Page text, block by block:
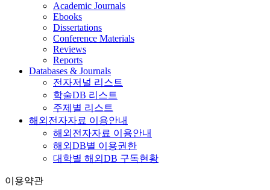
Academic Journals
Ebooks
Dissertations
Conference Materials
Reviews
Reports
Databases & Journals
전자저널 리스트
학술DB 리스트
주제별 리스트
해외전자자료 이용안내
해외전자자료 이용안내
해외DB별 이용권한
대학별 해외DB 구독현황
이용약관